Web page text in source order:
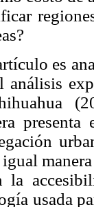
es
análisis
usada